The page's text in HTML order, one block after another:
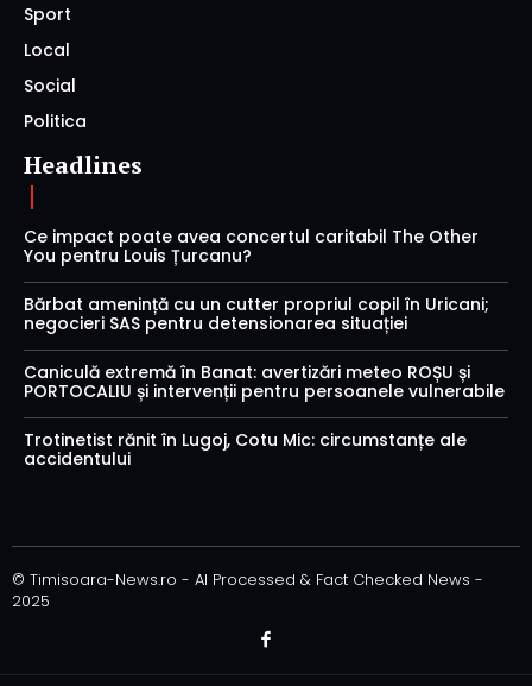
Sport
Local
Social
Politica
Headlines
Ce impact poate avea concertul caritabil The Other
You pentru Louis Țurcanu?
Bărbat amenință cu un cutter propriul copil în Uricani;
negocieri SAS pentru detensionarea situației
Caniculă extremă în Banat: avertizări meteo ROȘU și
PORTOCALIU și intervenții pentru persoanele vulnerabile
Trotinetist rănit în Lugoj, Cotu Mic: circumstanțe ale
accidentului
© Timisoara-News.ro - AI Processed & Fact Checked News -
2025